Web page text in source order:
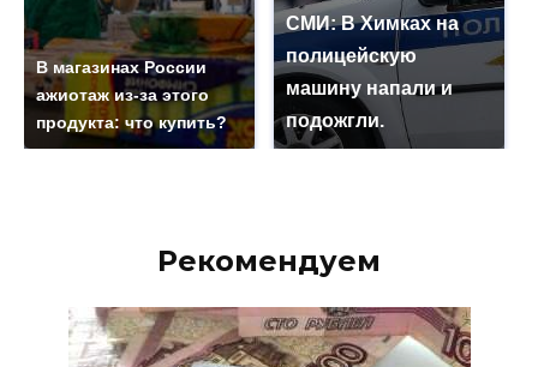
В магазинах России
ажиотаж из-за этого
продукта: что купить?
СМИ: В Химках на
полицейскую
машину напали и
подожгли.
Рекомендуем